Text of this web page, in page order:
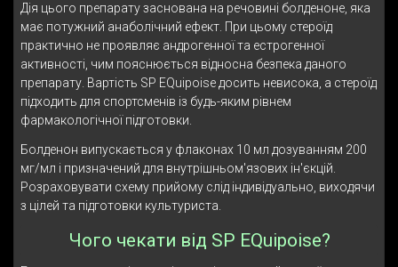
Дія цього препарату заснована на речовині болденоне, яка
має потужний анаболічний ефект. При цьому стероїд
практично не проявляє андрогенної та естрогенної
активності, чим пояснюється відносна безпека даного
препарату. Вартість SP EQuipoise досить невисока, а стероїд
підходить для спортсменів із будь-яким рівнем
фармакологічної підготовки.
Болденон випускається у флаконах 10 мл дозуванням 200
мг/мл і призначений для внутрішньом'язових ін'єкцій.
Розраховувати схему прийому слід індивідуально, виходячи
з цілей та підготовки культуриста.
Чого чекати від SP EQuipoise?